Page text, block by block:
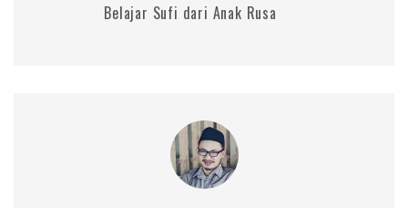
Belajar Sufi dari Anak Rusa